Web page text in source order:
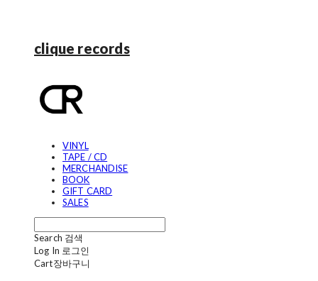
clique records
VINYL
TAPE / CD
MERCHANDISE
BOOK
GIFT CARD
SALES
Search 검색
Log In 로그인
Cart장바구니